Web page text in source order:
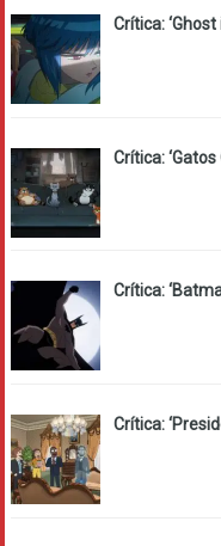
Crítica:
Crítica: ‘Gatos
Crítica:
Crítica: